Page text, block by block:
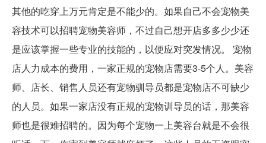
其他的吃穿上万元肯定是不能少的。如果自己不会宠物美
容技术可以招聘宠物美容师，不过自己想开店多多少少还
是应该掌握一些专业的技能的，以便应对突发情况。 宠物
店人力成本的费用，一家正规的宠物店需要3-5个人。美容
师、店长、销售人员还有宠物驯导员都是宠物店不可缺少
的人员。如果一家店没有正规的宠物训导员的话，那美容
师也是很难招聘的。因为每个宠物一上美容台就是不会很